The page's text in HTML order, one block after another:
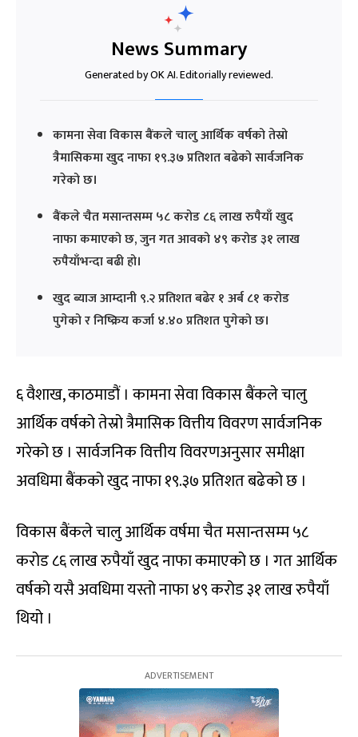
News Summary
Generated by OK AI. Editorially reviewed.
कामना सेवा विकास बैंकले चालु आर्थिक वर्षको तेस्रो
त्रैमासिकमा खुद नाफा १९.३७ प्रतिशत बढेको सार्वजनिक
गरेको छ।
बैंकले चैत मसान्तसम्म ५८ करोड ८६ लाख रुपैयाँ खुद
नाफा कमाएको छ, जुन गत आवको ४९ करोड ३१ लाख
रुपैयाँभन्दा बढी हो।
खुद ब्याज आम्दानी ९.२ प्रतिशत बढेर १ अर्ब ८१ करोड
पुगेको र निष्क्रिय कर्जा ४.४० प्रतिशत पुगेको छ।
६ वैशाख, काठमाडौं । कामना सेवा विकास बैंकले चालु
आर्थिक वर्षको तेस्रो त्रैमासिक वित्तीय विवरण सार्वजनिक
गरेको छ । सार्वजनिक वित्तीय विवरणअनुसार समीक्षा
अवधिमा बैंकको खुद नाफा १९.३७ प्रतिशत बढेको छ ।
विकास बैंकले चालु आर्थिक वर्षमा चैत मसान्तसम्म ५८
करोड ८६ लाख रुपैयाँ खुद नाफा कमाएको छ । गत आर्थिक
वर्षको यसै अवधिमा यस्तो नाफा ४९ करोड ३१ लाख रुपैयाँ
थियो ।